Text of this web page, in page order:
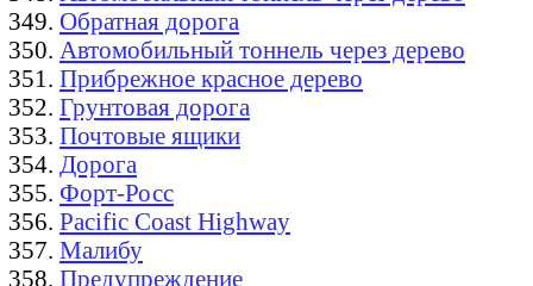
Обратная дорога
Автомобильный тоннель через дерево
Прибрежное красное дерево
Грунтовая дорога
Почтовые ящики
Дорога
Форт-Росс
Pacific Coast Highway
Малибу
Предупреждение